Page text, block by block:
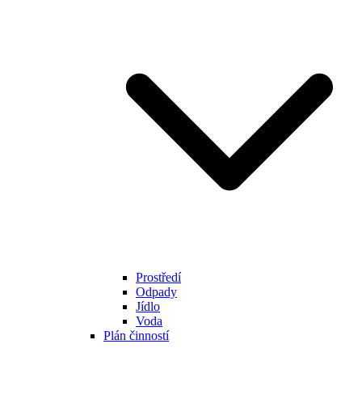
Prostředí
Odpady
Jídlo
Voda
Plán činností